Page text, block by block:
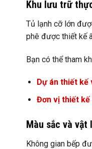
Khu lưu trữ
Tủ lạnh cỡ lớn
phê được thiết kế
Bạn có thể tham
Dự án thiết
Đơn vị thiết kế
Màu sắc và vật
Không gian bếp